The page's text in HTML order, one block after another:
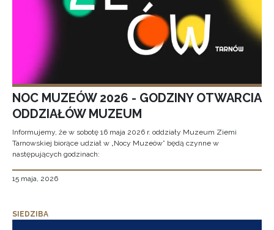
NOC MUZEÓW 2026 - GODZINY OTWARCIA
ODDZIAŁÓW MUZEUM
Informujemy, że w sobotę 16 maja 2026 r. oddziały Muzeum Ziemi
Tarnowskiej biorące udział w „Nocy Muzeów” będą czynne w
następujących godzinach:
15 maja, 2026
SIEDZIBA